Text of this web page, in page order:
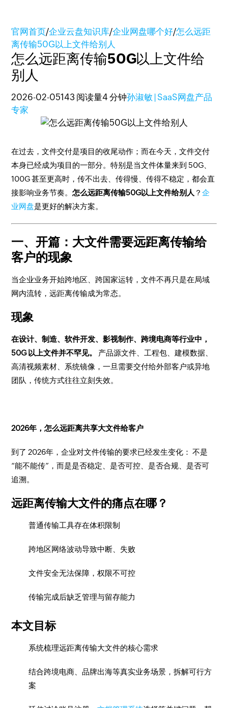
官网首页/企业云盘知识库/企业网盘哪个好/怎么远距
离传输50G以上文件给别人
怎么远距离传输50G以上文件给
别人
2026-02-05143 阅读量4 分钟孙淑敏 | SaaS网盘产品
专家
在过去，文件交付是项目的收尾动作；而在今天，文件交付
本身已经成为项目的一部分。特别是当文件体量来到 50G、
100G 甚至更高时，传不出去、传得慢、传得不稳定，都会直
接影响业务节奏。怎么远距离传输50G以上文件给别人 ？企
业网盘是更好的解决方案。
一、开篇：大文件需要远距离传输给
客户的现象
当企业业务开始跨地区、跨国家运转，文件不再只是在局域
网内流转，远距离传输成为常态。
现象
在设计、制造、软件开发、影视制作、跨境电商等行业中，
50G 以上文件并不罕见。
产品源文件、工程包、建模数据、
高清视频素材、系统镜像，一旦需要交付给外部客户或异地
团队，传统方式往往立刻失效。
2026年，怎么远距离共享大文件给客户
到了 2026年，企业对文件传输的要求已经发生变化： 不是
“能不能传”，而是是否稳定、是否可控、是否合规、是否可
追溯。
远距离传输大文件的痛点在哪？
普通传输工具存在体积限制
跨地区网络波动导致中断、失败
文件安全无法保障，权限不可控
传输完成后缺乏管理与留存能力
本文目标
系统梳理远距离传输大文件的核心需求
结合跨境电商、品牌出海等真实业务场景，拆解可行方
案